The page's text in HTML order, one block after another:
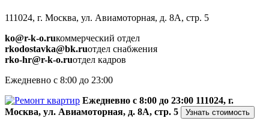
111024, г. Москва, ул. Авиамоторная, д. 8А, стр. 5
ko@r-k-o.ruкоммерческий отдел
rkodostavka@bk.ruотдел снабжения
rko-hr@r-k-o.ruотдел кадров
Ежедневно с 8:00 до 23:00
Ежедневно с 8:00 до 23:00 111024, г.
Москва, ул. Авиамоторная, д. 8А, стр. 5
Узнать стоимость